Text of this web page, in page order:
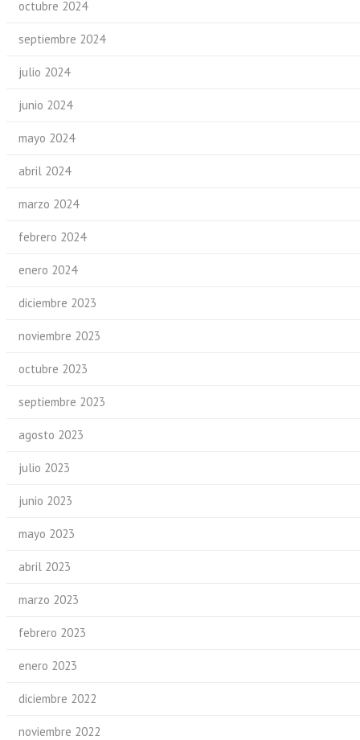
octubre 2024
septiembre 2024
julio 2024
junio 2024
mayo 2024
abril 2024
marzo 2024
febrero 2024
enero 2024
diciembre 2023
noviembre 2023
octubre 2023
septiembre 2023
agosto 2023
julio 2023
junio 2023
mayo 2023
abril 2023
marzo 2023
febrero 2023
enero 2023
diciembre 2022
noviembre 2022